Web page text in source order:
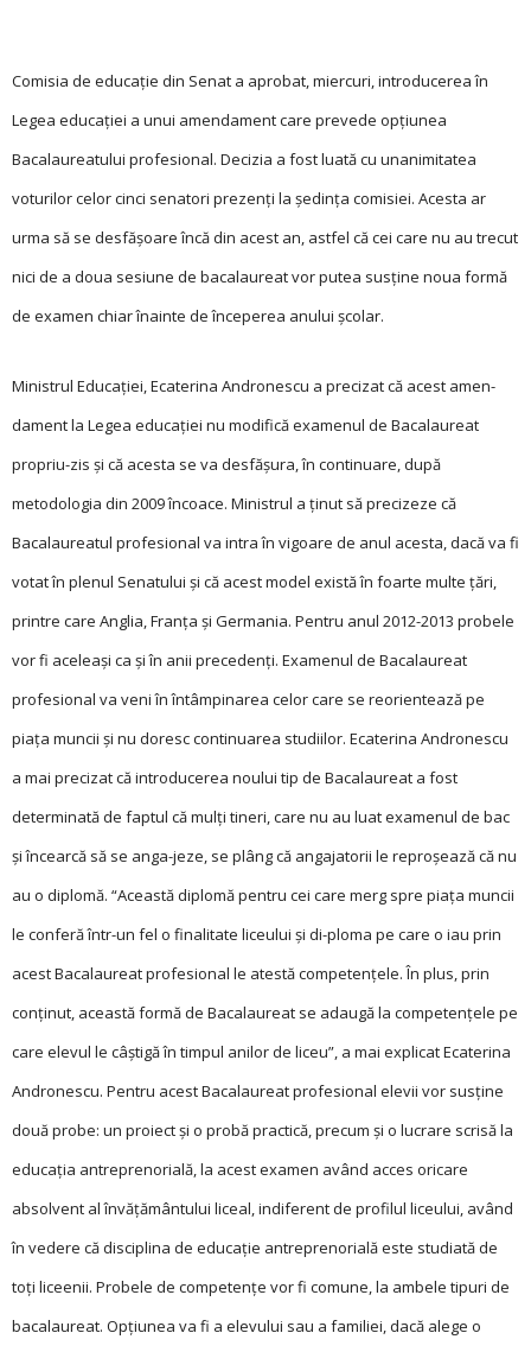
Comisia de educaţie din Senat a aprobat, miercuri, introducerea în
Legea educaţiei a unui amendament care prevede opţiunea
Bacalaureatului profesional. Decizia a fost luată cu unanimitatea
voturilor celor cinci senatori prezenţi la şedinţa comisiei. Acesta ar
urma să se desfășoare încă din acest an, astfel că cei care nu au trecut
nici de a doua sesiune de bacalaureat vor putea susține noua formă
de examen chiar înainte de începerea anului școlar.
Ministrul Educației, Ecaterina Andronescu a precizat că acest amen­­­
dament la Legea educației nu modifică examenul de Bacalaureat
propriu-zis și că acesta se va desfășura, în continuare, după
metodologia din 2009 încoace. Ministrul a ţinut să precizeze că
Bacalaureatul profesional va intra în vigoare de anul acesta, dacă va fi
votat în plenul Senatului şi că acest model există în foarte multe ţări,
printre care Anglia, Franţa şi Germania. Pentru anul 2012-2013 probele
vor fi aceleași ca și în anii precedenți. Examenul de Bacalaureat
profesional va veni în întâmpinarea celor care se reorientează pe
piața muncii și nu doresc continua­rea studiilor. Ecaterina Andronescu
a mai precizat că introducerea noului tip de Bacalaureat a fost
determinată de faptul că mulți tineri, care nu au luat examenul de bac
și încearcă să se anga-jeze, se plâng că angajatorii le reproșează că nu
au o diplomă. “Această diplomă pentru cei care merg spre piaţa muncii
le conferă într-un fel o finalitate liceului şi di-ploma pe care o iau prin
acest Bacalaureat profesional le atestă competenţele. În plus, prin
conţinut, această formă de Bacalaureat se adaugă la competenţele pe
care elevul le câştigă în timpul anilor de liceu”, a mai explicat Ecaterina
Andronescu. Pentru acest Bacalaureat profesional elevii vor susţine
două probe: un proiect şi o probă practică, precum şi o lucrare scrisă la
educaţia antreprenorială, la acest examen având acces oricare
absolvent al învățământului liceal, indiferent de profilul liceului, având
în vedere că disciplina de educaţie antreprenorială este studiată de
toţi liceenii. Probele de competențe vor fi comune, la ambele tipuri de
bacalaureat. Opțiunea va fi a elevului sau a familiei, dacă alege o